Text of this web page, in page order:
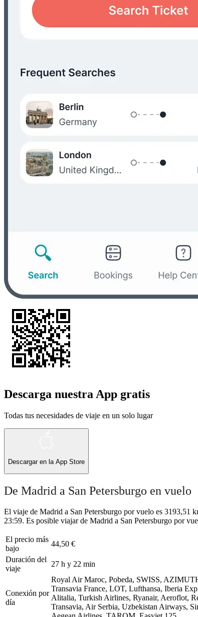
Descarga nuestra App gratis
Todas tus necesidades de viaje en un solo lugar
Descargar en la App Store
De Madrid a San Petersburgo en vuelo
El viaje de Madrid a San Petersburgo por vuelo es 3193,51
23:59. Es posible viajar de Madrid a San Petersburgo por
El precio más
bajo
44,50 €
Duración del
viaje
27 h y 22 min
Conexión por
día
Royal Air Maroc, Pobeda, SWISS,
Transavia France, LOT, Lufthansa, Iberia
Alitalia, Turkish Airlines, Ryanair, Aeroflot,
Transavia, Air Serbia, Uzbekistan Airways,